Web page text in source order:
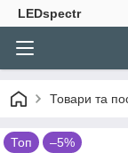
LEDspectr
Товари та
Топ –5%